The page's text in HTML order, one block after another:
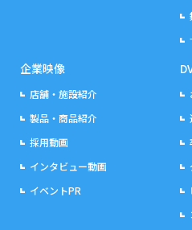
企業映像
店舗・施設紹介
製品・商品紹介
採用動画
インタビュー動画
イベントPR